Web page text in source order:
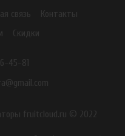
связь
Контакты
Скидки
45-81
fruitcloud.ru © 2022